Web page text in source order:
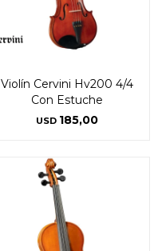
Violín Cervini Hv200 4/4
Con Estuche
USD 185,00